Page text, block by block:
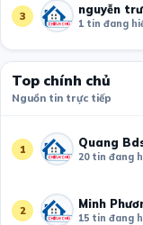
3 nguyễn
1 tin đang
Top chính chủ
Nguồn tin trực tiếp
1 Quang
20 tin đang
2 Minh
15 tin đang